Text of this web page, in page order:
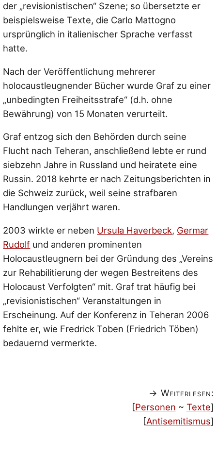
der „revisionistischen“ Szene; so übersetzte er
beispielsweise Texte, die Carlo Mattogno
ursprünglich in italienischer Sprache verfasst
hatte.
Nach der Veröffentlichung mehrerer
holocaustleugnender Bücher wurde Graf zu einer
„unbedingten Freiheitsstrafe“ (d.h. ohne
Bewährung) von 15 Monaten verurteilt.
Graf entzog sich den Behörden durch seine
Flucht nach Teheran, anschließend lebte er rund
siebzehn Jahre in Russland und heiratete eine
Russin. 2018 kehrte er nach Zeitungsberichten in
die Schweiz zurück, weil seine strafbaren
Handlungen verjährt waren.
2003 wirkte er neben Ursula Haverbeck, Germar
Rudolf und anderen prominenten
Holocaustleugnern bei der Gründung des „Vereins
zur Rehabilitierung der wegen Bestreitens des
Holocaust Verfolgten“ mit. Graf trat häufig bei
„revisionistischen“ Veranstaltungen in
Erscheinung. Auf der Konferenz in Teheran 2006
fehlte er, wie Fredrick Toben (Friedrich Töben)
bedauernd vermerkte.
→ Weiterlesen:
[Personen ~ Texte]
[Antisemitismus]